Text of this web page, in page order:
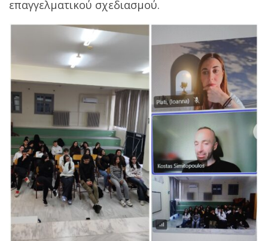
επαγγελματικού σχεδιασμού.